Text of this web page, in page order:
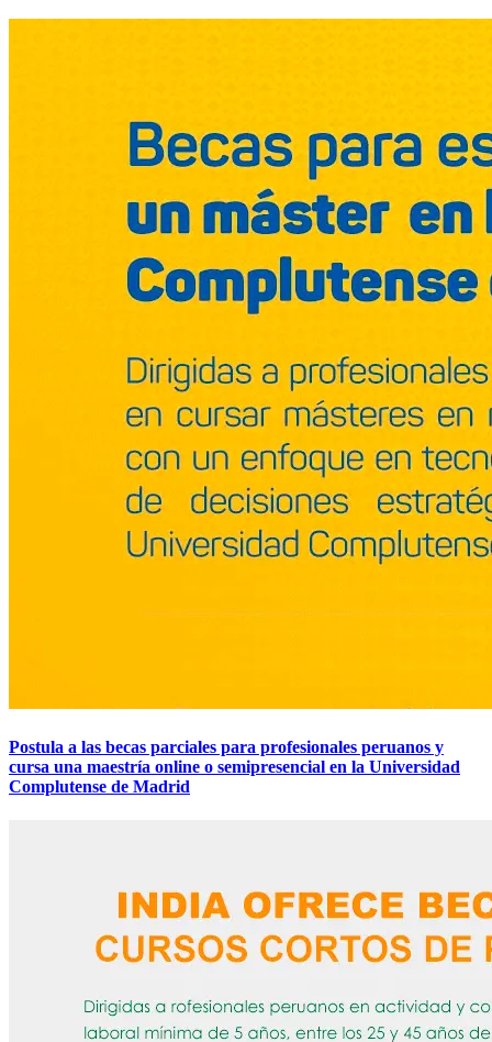
Postula a las becas parciales para profesionales peruanos y
cursa una maestría online o semipresencial en la Universidad
Complutense de Madrid